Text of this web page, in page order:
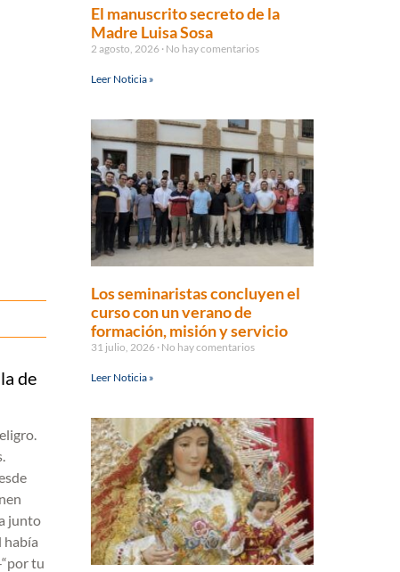
de
junto
había
tu
El manuscrito secreto de la
Madre Luisa Sosa
2 agosto, 2026 No hay comentarios
Leer Noticia »
Los seminaristas concluyen el
curso con un verano de
formación, misión y servicio
31 julio, 2026 No hay comentarios
Leer Noticia »